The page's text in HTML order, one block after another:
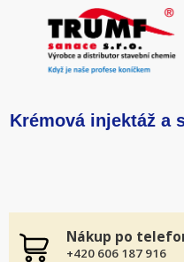
Krémová injektáž a
Nákup po
+420 606 187 916